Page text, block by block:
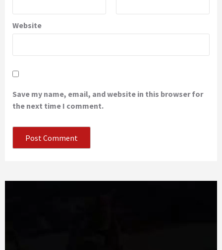
Website
Save my name, email, and website in this browser for
the next time I comment.